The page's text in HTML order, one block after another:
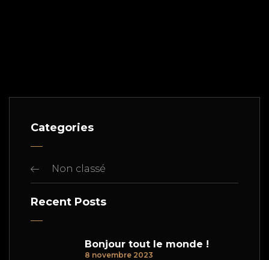
Categories
Non classé
Recent Posts
Bonjour tout le monde !
8 novembre 2023